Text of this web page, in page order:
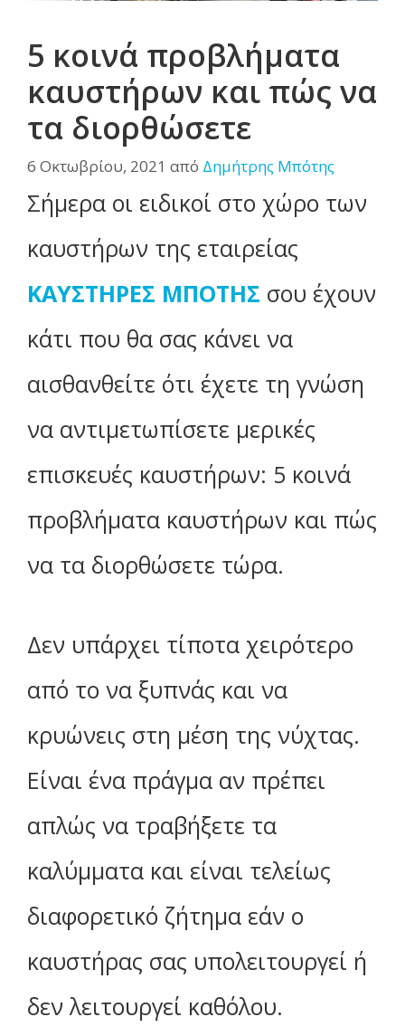
5 κοινά προβλήματα
καυστήρων και πώς να
τα διορθώσετε
6 Οκτωβρίου, 2021 από Δημήτρης Μπότης
Σήμερα οι ειδικοί στο χώρο των
καυστήρων της εταιρείας
ΚΑΥΣΤΗΡΕΣ ΜΠΟΤΗΣ σου έχουν
κάτι που θα σας κάνει να
αισθανθείτε ότι έχετε τη γνώση
να αντιμετωπίσετε μερικές
επισκευές καυστήρων: 5 κοινά
προβλήματα καυστήρων και πώς
να τα διορθώσετε τώρα.
Δεν υπάρχει τίποτα χειρότερο
από το να ξυπνάς και να
κρυώνεις στη μέση της νύχτας.
Είναι ένα πράγμα αν πρέπει
απλώς να τραβήξετε τα
καλύμματα και είναι τελείως
διαφορετικό ζήτημα εάν ο
καυστήρας σας υπολειτουργεί ή
δεν λειτουργεί καθόλου.